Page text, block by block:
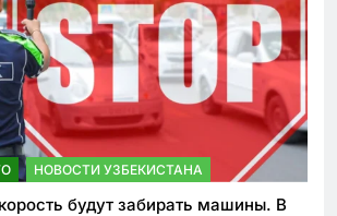
НОВОСТИ УЗБЕКИСТАНА
будут забирать машины. В